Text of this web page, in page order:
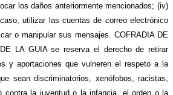
los daños anteriormente mencionados; (iv)
utilizar las cuentas de correo electrónico
o manipular sus mensajes. COFRADIA DE
LA GUIA se reserva el derecho de retirar
y aportaciones que vulneren el respeto a la
sean discriminatorios, xenófobos, racistas,
contra la juventud o la infancia, el orden o la